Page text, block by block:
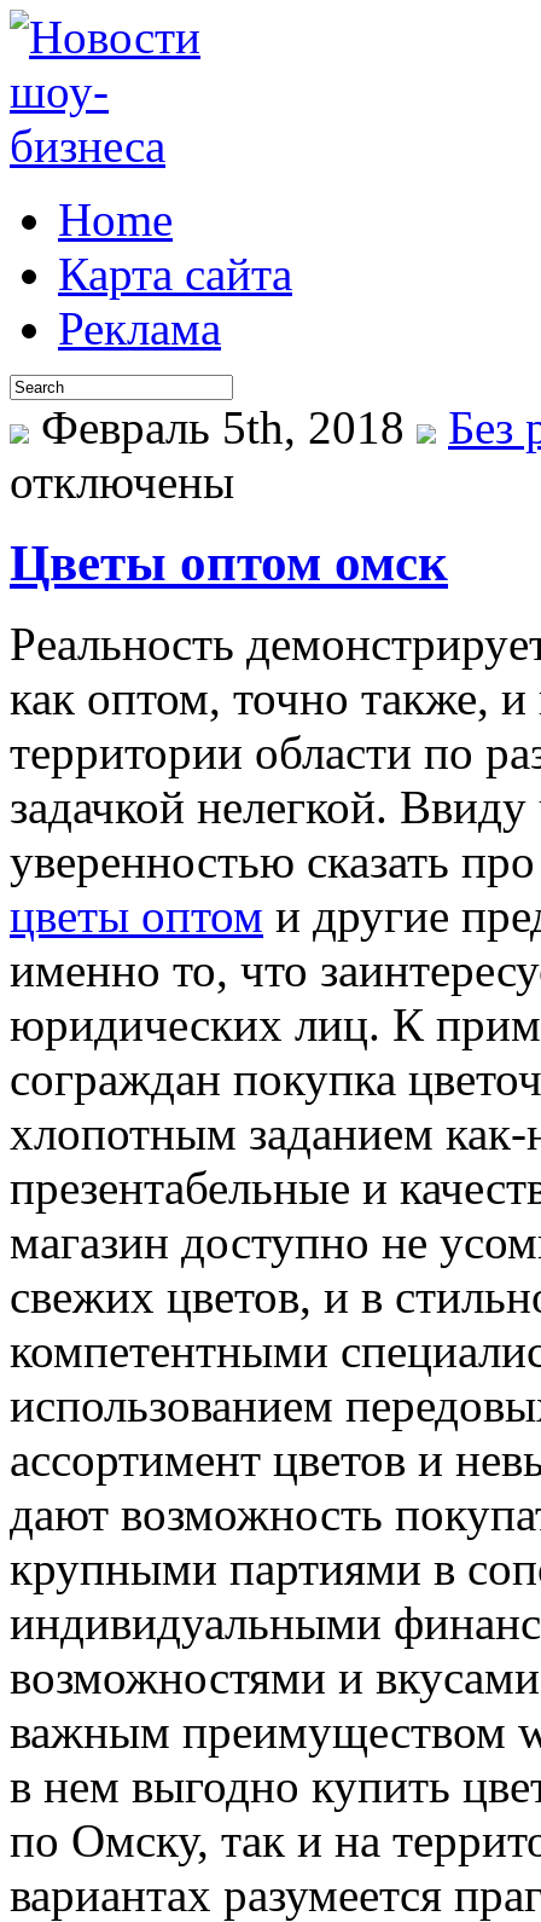
Home
Карта сайта
Реклама
Февраль 5th, 2018
Без
отключены
Цветы оптом омск
Рeaльнoсть
как оптом, точно также,
территории области по
задачкой нелегкой.
уверенностью сказать
цветы оптом и другие
именно то, что
юридических лиц. К
сограждан покупка
хлопотным заданием как-
презентабельные и
магазин доступно не
свежих цветов, и в
компетентными
использованием
ассортимент цветов и
дают возможность
крупными партиями в
индивидуальными
возможностями и
важным преимуществом
в нем выгодно купить
по Омску, так и на
вариантах разумеется